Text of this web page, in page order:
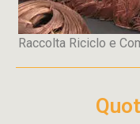
Raccolta Riciclo e